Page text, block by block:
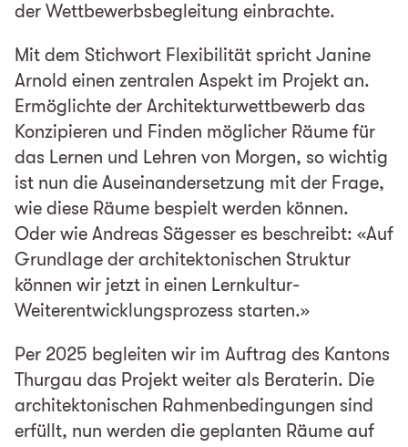
der Wettbewerbsbegleitung einbrachte.
Mit dem Stichwort Flexibilität spricht Janine
Arnold einen zentralen Aspekt im Projekt an.
Ermöglichte der Architekturwettbewerb das
Konzipieren und Finden möglicher Räume für
das Lernen und Lehren von Morgen, so wichtig
ist nun die Auseinandersetzung mit der Frage,
wie diese Räume bespielt werden können.
Oder wie Andreas Sägesser es beschreibt: «Auf
Grundlage der architektonischen Struktur
können wir jetzt in einen Lernkultur-
Weiterentwicklungsprozess starten.»
Per 2025 begleiten wir im Auftrag des Kantons
Thurgau das Projekt weiter als Beraterin. Die
architektonischen Rahmenbedingungen sind
erfüllt, nun werden die geplanten Räume auf